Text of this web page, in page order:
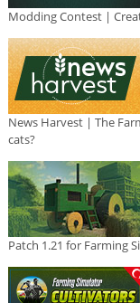
Modding Contest |
News Harvest | The
cats?
Patch 1.21 for Farming